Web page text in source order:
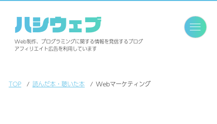
ハシウェブ
Web制作、プログラミングに関する情報を発信するブログ
アフィリエイト広告を利用しています
TOP 読んだ本・聴いた本 Webマーケティング